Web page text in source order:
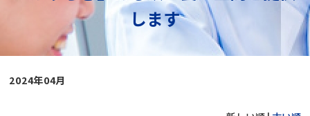
します
2024年04月